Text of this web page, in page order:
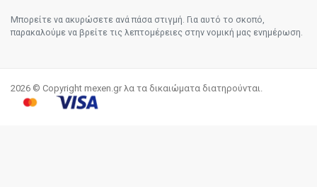
Μπορείτε να ακυρώσετε ανά πάσα στιγμή. Για αυτό το σκοπό,
παρακαλούμε να βρείτε τις λεπτομέρειες στην νομική μας ενημέρωση.
2026 © Copyright mexen.gr λα τα δικαιώματα διατηρούνται.